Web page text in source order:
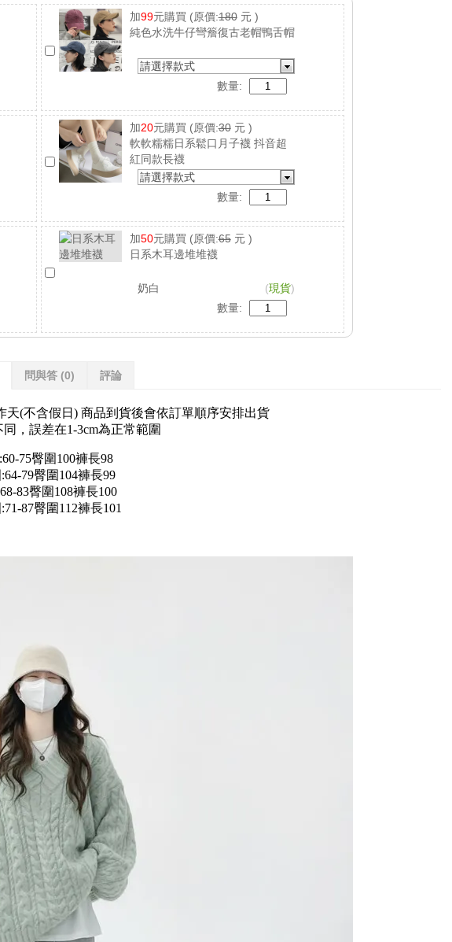
加99元購買 (原價:180元 )
純色水洗牛仔彎簷復古老帽鴨舌帽
請選擇款式
數量:
加20元購買 (原價:30元 )
軟軟糯糯日系鬆口月子襪 抖音超
紅同款長襪
請選擇款式
數量:
加50元購買 (原價:65元 )
日系木耳邊堆堆襪
奶白 (現貨)
數量:
問與答 (0) 評論